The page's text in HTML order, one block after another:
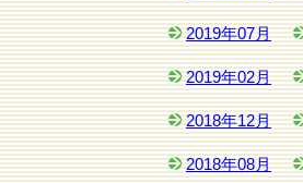
2019年07月
2019年02月
2018年12月
2018年08月